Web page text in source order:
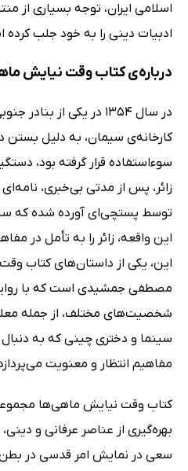
اسلامی ایران، توجه بسیاری از
ادبیات دینی را به خود جلب
درباره‌ی کتاب وقت نیایش
در سال 1354 در یکی از
کارخانه‌ی سیمان، به دلیل بستن
سوءاستفاده قرار گرفته بود،
زائر، پس از مدتی بی‌خبری،
توسط پستچی‌ای آورده شده که
این واقعه، زائر را به تأمل در
این، یکی از داستان‌های کتاب
مصطفی جمشیدی است که با
شخصیت‌های مختلف، از جمله
سینما و دختری چینی که به
مفاهیم انتظار و معنویت
کتاب وقت نیایش ماهی‌ها
بهره‌گیری از عناصر عرفانی و
سعی در نمایش امر قدسی در بطن